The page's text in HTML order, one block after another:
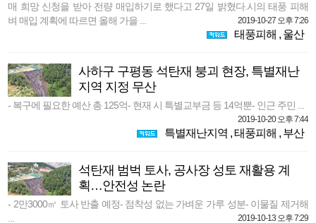
매 희망 신청을 받아 전량 매입하기로 했다고 27일 밝혔다.시의 태풍 피해
벼 매입 계획에 따르면 올해 가을 ...
2019-10-27 오후 7:26
태풍피해 , 울산
사하구 구평동 석탄재 붕괴 현장, 특별재난
지역 지정 무산
- 복구에 필요한 예산 총 125억- 현재 시 특별교부금 등 14억뿐- 인근 주민 ...
2019-10-20 오후 7:44
특별재난지역 ,태풍피해 , 부산
석탄재 범벅 토사, 공사장 성토 재활용 계
획…안전성 논란
- 2만3000㎥ 토사 반출 예정- 점착성 없는 가벼운 가루 성분- 이물질 제거해
2019-10-13 오후 7:29